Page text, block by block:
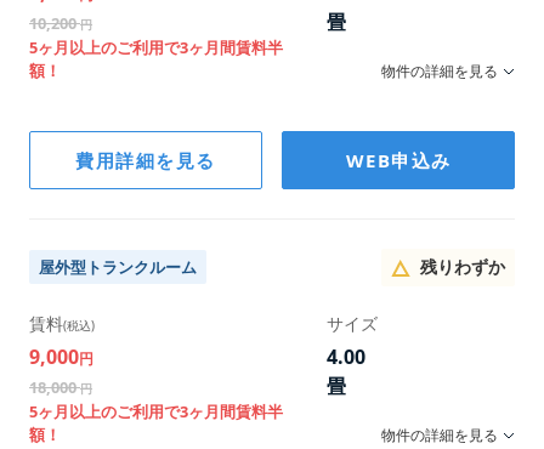
10,200円
5ヶ月以上のご利用で3ヶ月間賃料半
額！
畳
物件の詳細を見る
階数
費用詳細を見る WEB申込み
屋外型トランクルーム 残りわずか
賃料(税込)
9,000円
18,000円
5ヶ月以上のご利用で3ヶ月間賃料半
額！
サイズ
4.00
畳
物件の詳細を見る